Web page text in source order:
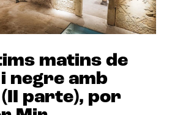
matins de
negre amb
parte), por